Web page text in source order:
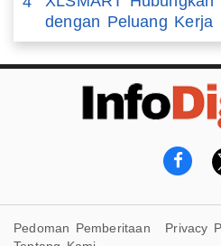
dengan Peluang Kerja
Pedoman Pemberitaan Privacy